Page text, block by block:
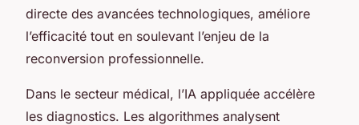
directe des avancées technologiques, améliore
l’efficacité tout en soulevant l’enjeu de la
reconversion professionnelle.
Dans le secteur médical, l’IA appliquée accélère
les diagnostics. Les algorithmes analysent